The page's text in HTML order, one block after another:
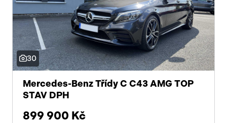
30
Mercedes-Benz Třídy C C43 AMG TOP
STAV DPH
899 900 Kč